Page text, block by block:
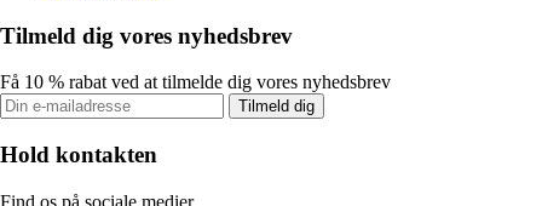
Tilmeld dig vores nyhedsbrev
Få 10 % rabat ved at tilmelde dig vores nyhedsbrev
Tilmeld dig
Hold kontakten
Find os på sociale medier